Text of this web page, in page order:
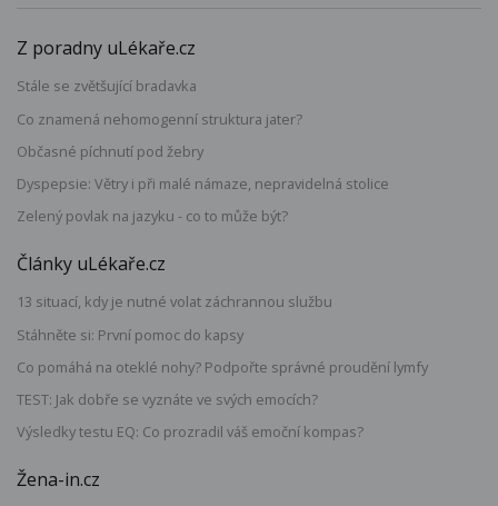
Z poradny uLékaře.cz
Stále se zvětšující bradavka
Co znamená nehomogenní struktura jater?
Občasné píchnutí pod žebry
Dyspepsie: Větry i při malé námaze, nepravidelná stolice
Zelený povlak na jazyku - co to může být?
Články uLékaře.cz
13 situací, kdy je nutné volat záchrannou službu
Stáhněte si: První pomoc do kapsy
Co pomáhá na oteklé nohy? Podpořte správné proudění lymfy
TEST: Jak dobře se vyznáte ve svých emocích?
Výsledky testu EQ: Co prozradil váš emoční kompas?
Žena-in.cz